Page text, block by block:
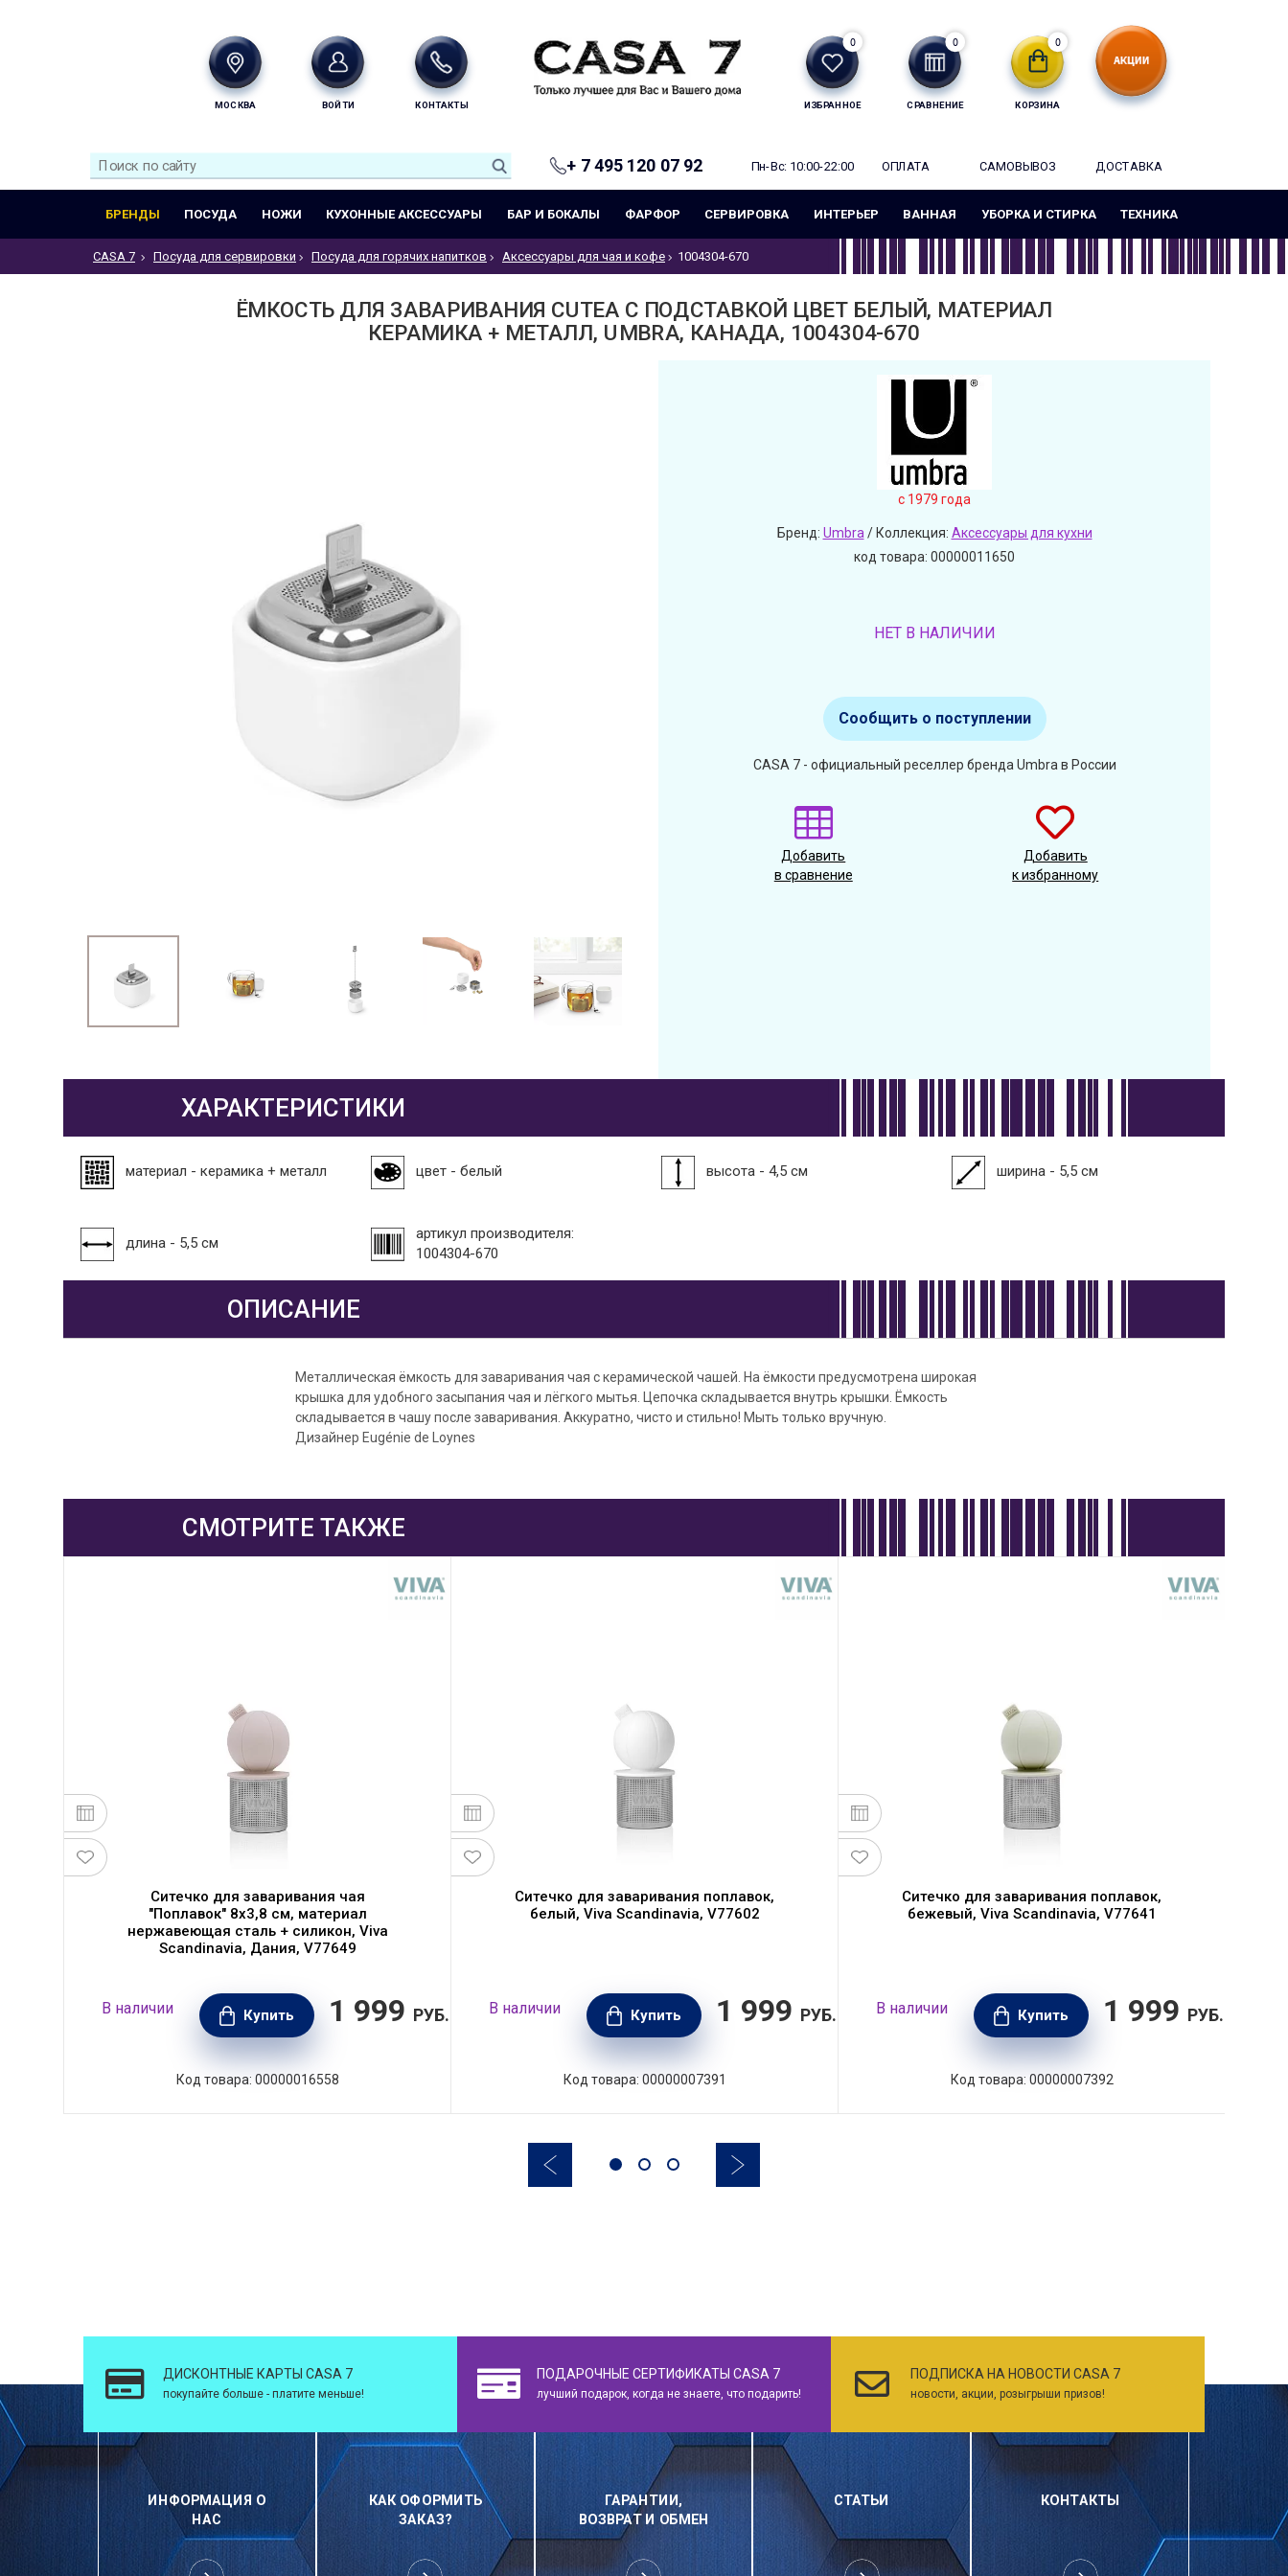
МОСКВА ВОЙТИ КОНТАКТЫ ИЗБРАННОЕ
0
СРАВНЕНИЕ
0
КОРЗИНА
0
+ 7 495 120 07 92 Пн-Вс: 10:00-22:00 ОПЛАТА САМОВЫВОЗ ДОСТАВКА
БРЕНДЫ ПОСУДА НОЖИ КУХОННЫЕ АКСЕССУАРЫ БАР И БОКАЛЫ ФАРФОР СЕРВИРОВКА ИНТЕРЬЕР ВАННАЯ УБОРКА И СТИРКА ТЕХНИКА
CASA 7 Посуда для сервировки Посуда для горячих напитков Аксессуары для чая и кофе 1004304-670
ЁМКОСТЬ ДЛЯ ЗАВАРИВАНИЯ CUTEA С ПОДСТАВКОЙ ЦВЕТ БЕЛЫЙ, МАТЕРИАЛ
КЕРАМИКА + МЕТАЛЛ, UMBRA, КАНАДА, 1004304-670
c 1979 года
Бренд: Umbra / Коллекция: Аксессуары для кухни
код товара: 00000011650
НЕТ В НАЛИЧИИ
Сообщить о поступлении
CASA 7 - официальный реселлер бренда Umbra в России
Добавить
в сравнение
Добавить
к избранному
ХАРАКТЕРИСТИКИ
материал - керамика + металл цвет - белый высота - 4,5 см ширина - 5,5 см
длина - 5,5 см
артикул производителя:
1004304-670
ОПИСАНИЕ
Металлическая ёмкость для заваривания чая с керамической чашей. На ёмкости предусмотрена широкая
крышка для удобного засыпания чая и лёгкого мытья. Цепочка складывается внутрь крышки. Ёмкость
складывается в чашу после заваривания. Аккуратно, чисто и стильно! Мыть только вручную.
Дизайнер Eugénie de Loynes
СМОТРИТЕ ТАКЖЕ
Ситечко для заваривания чая
"Поплавок" 8х3,8 см, материал
нержавеющая сталь + силикон, Viva
Scandinavia, Дания, V77649
В наличии Купить 1 999 РУБ.
Код товара: 00000016558
Ситечко для заваривания поплавок,
белый, Viva Scandinavia, V77602
В наличии Купить 1 999 РУБ.
Код товара: 00000007391
Ситечко для заваривания поплавок,
бежевый, Viva Scandinavia, V77641
В наличии Купить 1 999 РУБ.
Код товара: 00000007392
ДИСКОНТНЫЕ КАРТЫ CASA 7
покупайте больше - платите меньше!
ПОДАРОЧНЫЕ СЕРТИФИКАТЫ CASA 7
лучший подарок, когда не знаете, что подарить!
ПОДПИСКА НА НОВОСТИ CASA 7
новости, акции, розыгрыши призов!
ИНФОРМАЦИЯ О
НАС
КАК ОФОРМИТЬ
ЗАКАЗ?
ГАРАНТИИ,
ВОЗВРАТ И ОБМЕН
СТАТЬИ КОНТАКТЫ